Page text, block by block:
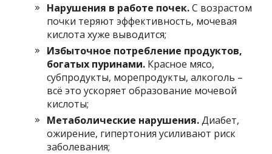
Нарушения в работе почек.С возрастом
почки теряют эффективность, мочевая
кислота хуже выводится;
Избыточное потребление продуктов,
богатых пуринами. Красное мясо,
субпродукты, морепродукты, алкоголь –
всё это ускоряет образование мочевой
кислоты;
Метаболические нарушения.Диабет,
ожирение, гипертония усиливают риск
заболевания;